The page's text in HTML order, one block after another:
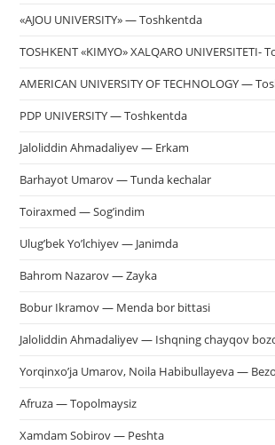
«AJOU UNIVERSITY» — Toshkentda
TOSHKENT «KIMYO» XALQARO UNIVERSITETI-
AMERICAN UNIVERSITY OF TECHNOLOGY —
PDP UNIVERSITY — Toshkentda
Jaloliddin Ahmadaliyev — Erkam
Barhayot Umarov — Tunda kechalar
Toiraxmed — Sog’indim
Ulug’bek Yo’lchiyev — Janimda
Bahrom Nazarov — Zayka
Bobur Ikramov — Menda bor bittasi
Jaloliddin Ahmadaliyev — Ishqning chayqov
Yorqinxo’ja Umarov, Noila Habibullayeva —
Afruza — Topolmaysiz
Xamdam Sobirov — Peshta